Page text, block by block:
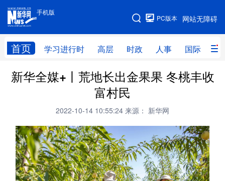
手机版
网站无障碍
PC版本
首页 学习进行时 高层 时政 人事 国际 财
手机版
网站地图
学习进行时 高层 时政 人事
全球连线
科技 科创 量子 体育
文化 书画 健康 军事
新华全媒+丨荒地长出金果果 冬桃丰收
富村民
2022-10-14 10:55:24 来源： 新华网